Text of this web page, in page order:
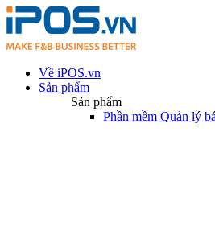
Về iPOS.vn
Sản phẩm
Sản phẩm
Phần mềm Quản lý